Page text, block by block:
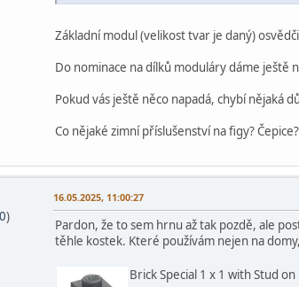
Základní modul (velikost tvar je daný)
Do nominace na dílků moduláry dáme ještě
Pokud vás ještě něco napadá, chybí nějaká
Co nějaké zimní příslušenství na figy?
0)
16.05.2025, 11:00:27
Pardon, že to sem hrnu až tak pozdě, ale
těhle kostek. Které používám nejen na
Brick Special 1 x 1 with Stud on